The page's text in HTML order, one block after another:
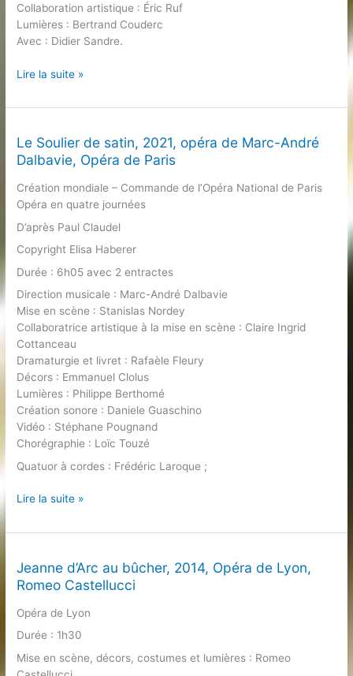
Collaboration artistique : Éric Ruf
Lumières : Bertrand Couderc
Avec : Didier Sandre.
La
là-
2020,
Singulis
Didier
Sandre,
Comédie-
Lire la suite »
Le Soulier de satin, 2021, opéra de Marc-André
Dalbavie, Opéra de Paris
Création mondiale – Commande de l’Opéra National de Paris
Opéra en quatre journées
D’après Paul Claudel
Copyright Elisa Haberer
Durée : 6h05 avec 2 entractes
Direction musicale : Marc-André Dalbavie
Mise en scène : Stanislas Nordey
Collaboratrice artistique à la mise en scène : Claire Ingrid
Cottanceau
Dramaturgie et livret : Rafaèle Fleury
Décors : Emmanuel Clolus
Lumières : Philippe Berthomé
Création sonore : Daniele Guaschino
Vidéo : Stéphane Pougnand
Chorégraphie : Loïc Touzé
Quatuor à cordes : Frédéric Laroque ;
Le
de
2021,
opéra
Marc-
André
Opéra
Lire la suite »
Jeanne d’Arc au bûcher, 2014, Opéra de Lyon,
Romeo Castellucci
Opéra de Lyon
Durée : 1h30
Mise en scène, décors, costumes et lumières : Romeo